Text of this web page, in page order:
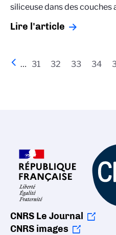
siliceuse dans des
Lire l'article
Pagination
Page
‹‹ … Page
31 Page
32 Page
33 Page
34
CNRS Le Journal
CNRS images